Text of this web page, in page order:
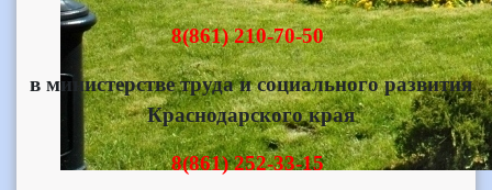
8(861) 210-70-50
в министерстве труда и социального развития
Краснодарского края
8(861) 252-33-15